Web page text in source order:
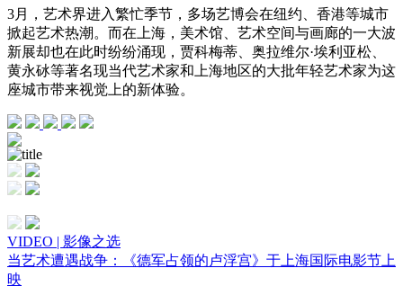
3月，艺术界进入繁忙季节，多场艺博会在纽约、香港等城市
掀起艺术热潮。而在上海，美术馆、艺术空间与画廊的一大波
新展却也在此时纷纷涌现，贾科梅蒂、奥拉维尔·埃利亚松、
黄永砅等著名现当代艺术家和上海地区的大批年轻艺术家为这
座城市带来视觉上的新体验。
VIDEO | 影像之选
当艺术遭遇战争：《德军占领的卢浮宫》于上海国际电影节上
映